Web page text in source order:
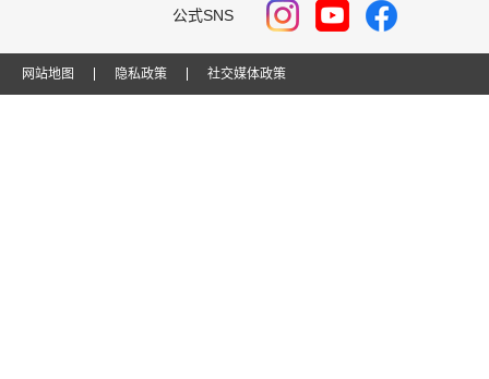
公式SNS
网站地图 隐私政策 社交媒体政策